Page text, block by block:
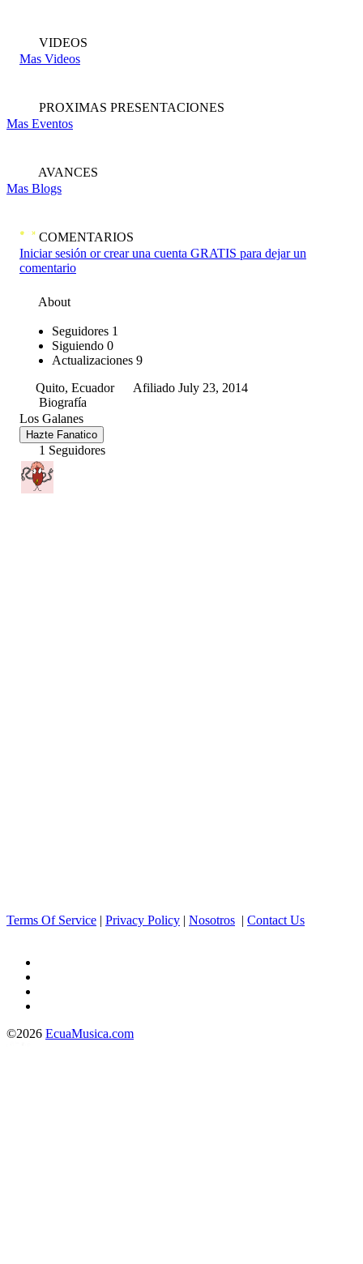
VIDEOS
Mas Videos
PROXIMAS PRESENTACIONES
Mas Eventos
AVANCES
Mas Blogs
COMENTARIOS
Iniciar sesión or crear una cuenta GRATIS para dejar un
comentario
About
Seguidores 1
Siguiendo 0
Actualizaciones 9
Quito, Ecuador
Afiliado July 23, 2014
Biografía
Los Galanes
Hazte Fanatico
1 Seguidores
Terms Of Service | Privacy Policy | Nosotros | Contact Us
©2026 EcuaMusica.com